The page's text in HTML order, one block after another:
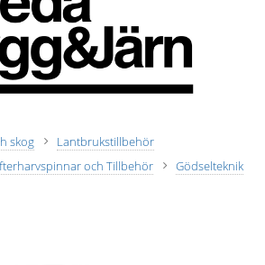
skog
Lantbrukstillbehör
och Tillbehör Gödselteknik